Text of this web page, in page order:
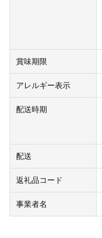
賞味期限
アレルギー表示
配送時期
配送
返礼品コード
事業者名